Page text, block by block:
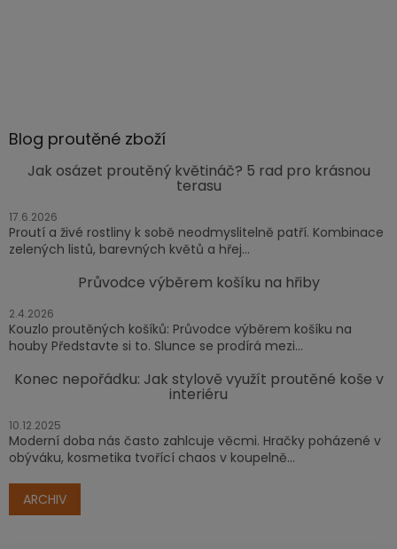
Blog proutěné zboží
Jak osázet proutěný květináč? 5 rad pro krásnou
terasu
17.6.2026
Proutí a živé rostliny k sobě neodmyslitelně patří. Kombinace
zelených listů, barevných květů a hřej...
Průvodce výběrem košíku na hřiby
2.4.2026
Kouzlo proutěných košíků: Průvodce výběrem košíku na
houby Představte si to. Slunce se prodírá mezi...
Konec nepořádku: Jak stylově využít proutěné koše v
interiéru
10.12.2025
Moderní doba nás často zahlcuje věcmi. Hračky poházené v
obýváku, kosmetika tvořící chaos v koupelně...
ARCHIV